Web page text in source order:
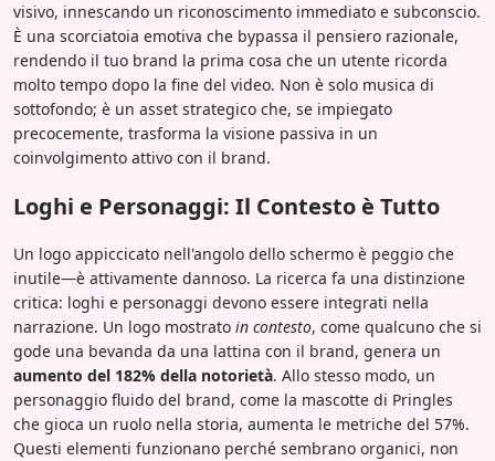
visivo, innescando un riconoscimento immediato e subconscio.
È una scorciatoia emotiva che bypassa il pensiero razionale,
rendendo il tuo brand la prima cosa che un utente ricorda
molto tempo dopo la fine del video. Non è solo musica di
sottofondo; è un asset strategico che, se impiegato
precocemente, trasforma la visione passiva in un
coinvolgimento attivo con il brand.
Loghi e Personaggi: Il Contesto è Tutto
Un logo appiccicato nell'angolo dello schermo è peggio che
inutile—è attivamente dannoso. La ricerca fa una distinzione
critica: loghi e personaggi devono essere integrati nella
narrazione. Un logo mostrato in contesto, come qualcuno che si
gode una bevanda da una lattina con il brand, genera un
aumento del 182% della notorietà. Allo stesso modo, un
personaggio fluido del brand, come la mascotte di Pringles
che gioca un ruolo nella storia, aumenta le metriche del 57%.
Questi elementi funzionano perché sembrano organici, non